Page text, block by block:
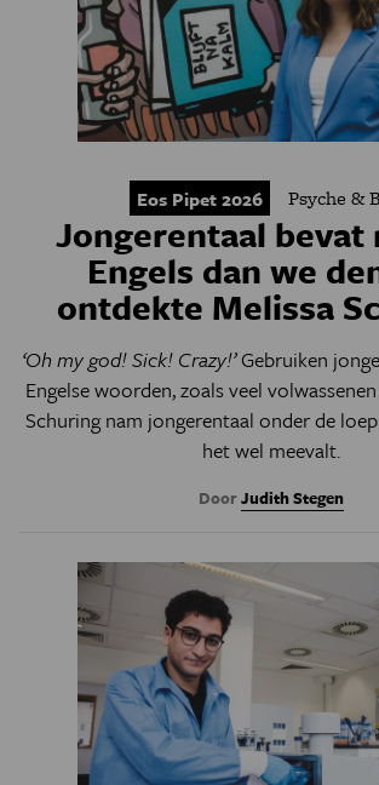
Eos Pipet 2026 Psyche &
Jongerentaal bevat
Engels dan we
ontdekte Melissa
‘Oh my god! Sick! Crazy!’Gebruiken
Engelse woorden, zoals veel
Schuring nam jongerentaal onder de
het wel meevalt.
DoorJudith Stegen